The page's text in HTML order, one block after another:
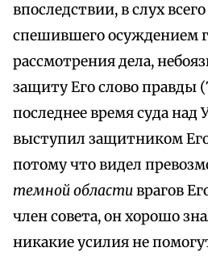
впоследствии, в слух
спешившего осуждением
рассмотрения дела,
защиту Его слово правды
последнее время суда над
выступил защитником
потому что видел
темной областиврагов
член совета, он хорошо
никакие усилия не